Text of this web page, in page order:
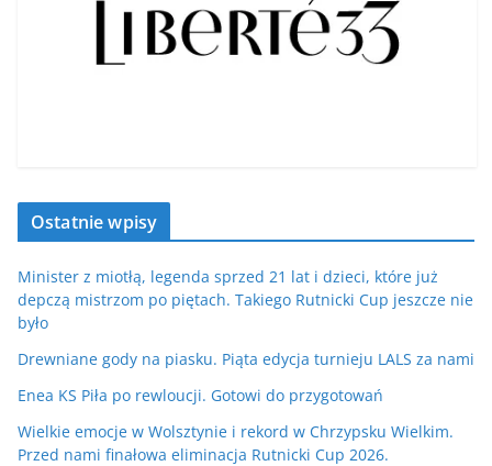
Ostatnie wpisy
Minister z miotłą, legenda sprzed 21 lat i dzieci, które już
depczą mistrzom po piętach. Takiego Rutnicki Cup jeszcze nie
było
Drewniane gody na piasku. Piąta edycja turnieju LALS za nami
Enea KS Piła po rewloucji. Gotowi do przygotowań
Wielkie emocje w Wolsztynie i rekord w Chrzypsku Wielkim.
Przed nami finałowa eliminacja Rutnicki Cup 2026.